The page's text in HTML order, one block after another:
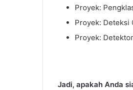
Proyek:
Proyek: Deteksi
Proyek:
Jadi, apakah Anda